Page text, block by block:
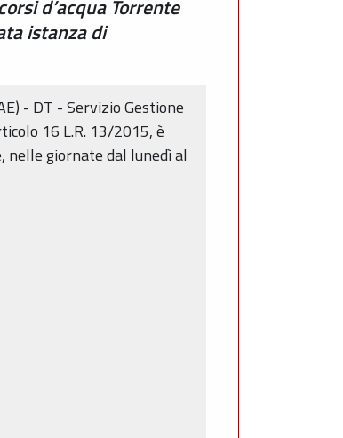
d’acqua Torrente
istanza di
- DT - Servizio Gestione
16 L.R. 13/2015, è
nelle giornate dal lunedì al